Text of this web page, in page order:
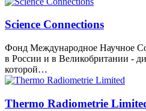
Science Connections
Фонд Международное Научное
в России и в Великобритании -
которой…
Thermo Radiometrie